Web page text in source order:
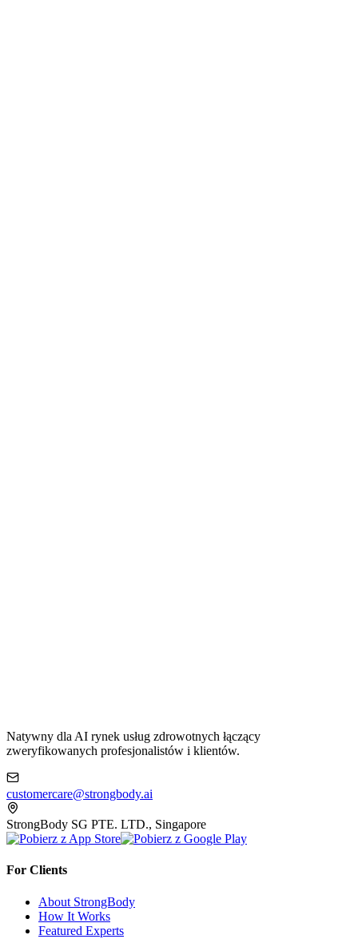
Natywny dla AI rynek usług zdrowotnych łączący
zweryfikowanych profesjonalistów i klientów.
customercare@strongbody.ai
StrongBody SG PTE. LTD., Singapore
For Clients
About StrongBody
How It Works
Featured Experts